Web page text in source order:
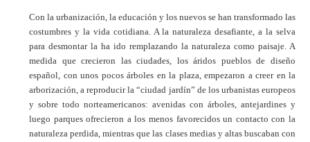
Con la urbanización, la educación y los nuevos se han transformado las
costumbres y la vida cotidiana. A la naturaleza desafiante, a la selva
para desmontar la ha ido remplazando la naturaleza como paisaje. A
medida que crecieron las ciudades, los áridos pueblos de diseño
español, con unos pocos árboles en la plaza, empezaron a creer en la
arborización, a reproducir la “ciudad jardín” de los urbanistas europeos
y sobre todo norteamericanos: avenidas con árboles, antejardines y
luego parques ofrecieron a los menos favorecidos un contacto con la
naturaleza perdida, mientras que las clases medias y altas buscaban con